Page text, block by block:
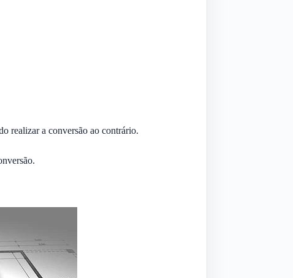
realizar a conversão ao contrário.